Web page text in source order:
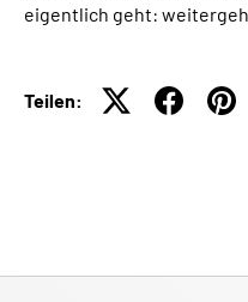
eigentlich geht:
Teilen: